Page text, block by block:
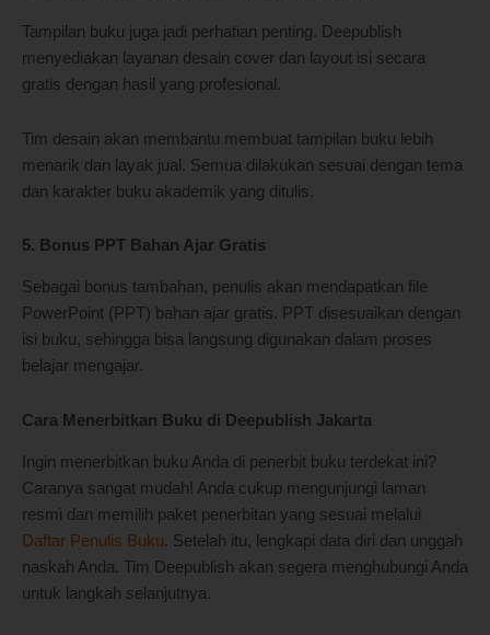
Tampilan buku juga jadi perhatian penting. Deepublish
menyediakan layanan desain cover dan layout isi secara
gratis dengan hasil yang profesional.
Tim desain akan membantu membuat tampilan buku lebih
menarik dan layak jual. Semua dilakukan sesuai dengan tema
dan karakter buku akademik yang ditulis.
5. Bonus PPT Bahan Ajar Gratis
Sebagai bonus tambahan, penulis akan mendapatkan file
PowerPoint (PPT) bahan ajar gratis. PPT disesuaikan dengan
isi buku, sehingga bisa langsung digunakan dalam proses
belajar mengajar.
Cara Menerbitkan Buku di Deepublish Jakarta
Ingin menerbitkan buku Anda di penerbit buku terdekat ini?
Caranya sangat mudah! Anda cukup mengunjungi laman
resmi dan memilih paket penerbitan yang sesuai melalui
Daftar Penulis Buku. Setelah itu, lengkapi data diri dan unggah
naskah Anda. Tim Deepublish akan segera menghubungi Anda
untuk langkah selanjutnya.